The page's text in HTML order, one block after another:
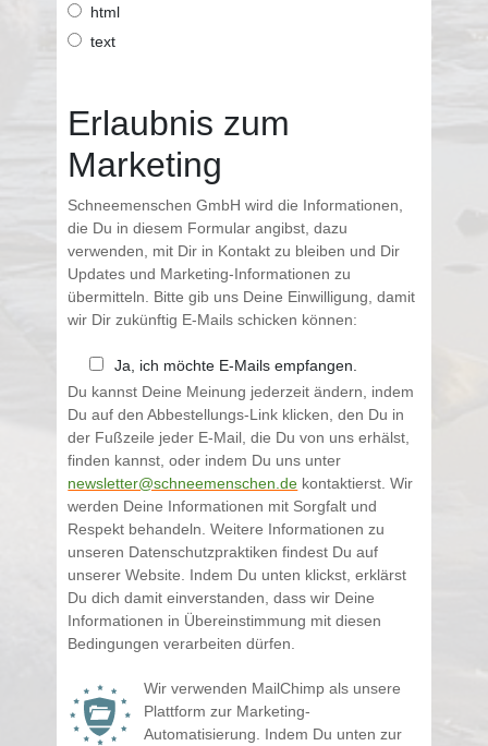
html
text
Erlaubnis zum
Marketing
Schneemenschen GmbH wird die Informationen,
die Du in diesem Formular angibst, dazu
verwenden, mit Dir in Kontakt zu bleiben und Dir
Updates und Marketing-Informationen zu
übermitteln. Bitte gib uns Deine Einwilligung, damit
wir Dir zukünftig E-Mails schicken können:
Ja, ich möchte E-Mails empfangen.
Du kannst Deine Meinung jederzeit ändern, indem
Du auf den Abbestellungs-Link klicken, den Du in
der Fußzeile jeder E-Mail, die Du von uns erhälst,
finden kannst, oder indem Du uns unter
newsletter@schneemenschen.de kontaktierst. Wir
werden Deine Informationen mit Sorgfalt und
Respekt behandeln. Weitere Informationen zu
unseren Datenschutzpraktiken findest Du auf
unserer Website. Indem Du unten klickst, erklärst
Du dich damit einverstanden, dass wir Deine
Informationen in Übereinstimmung mit diesen
Bedingungen verarbeiten dürfen.
Wir verwenden MailChimp als unsere
Plattform zur Marketing-
Automatisierung. Indem Du unten zur